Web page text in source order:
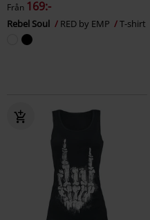
Från 169:-
Rebel Soul RED by EMP T-shirt